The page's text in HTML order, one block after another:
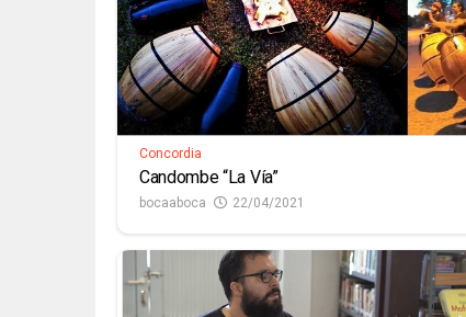
Concordia
Candombe “La Vía”
bocaaboca 22/04/2021